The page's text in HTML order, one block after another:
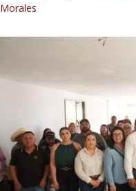
Morales